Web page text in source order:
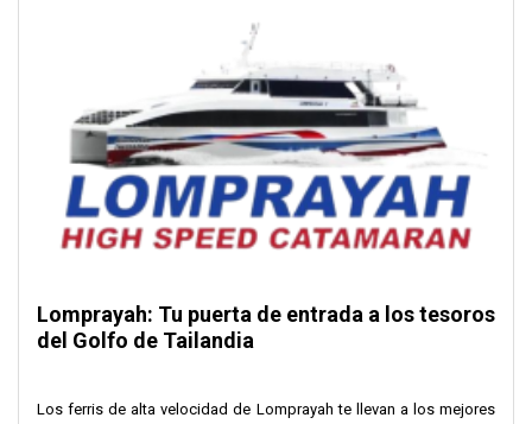
Lomprayah: Tu puerta de entrada a los tesoros
del Golfo de Tailandia
Los ferris de alta velocidad de Lomprayah te llevan a los mejores